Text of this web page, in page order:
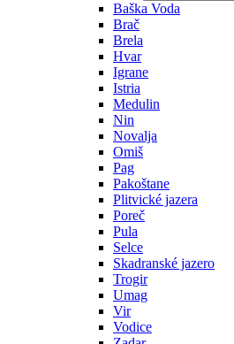
Baška Voda
Brač
Brela
Hvar
Igrane
Istria
Medulin
Nin
Novalja
Omiš
Pag
Pakoštane
Plitvické jazera
Poreč
Pula
Selce
Skadranské jazero
Trogir
Umag
Vir
Vodice